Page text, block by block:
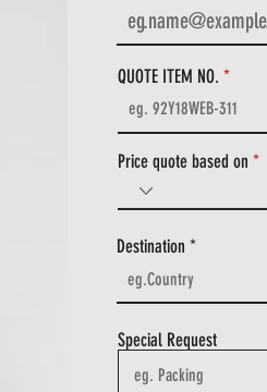
QUOTE ITEM NO.
Price quote based on
Destination
Special Request